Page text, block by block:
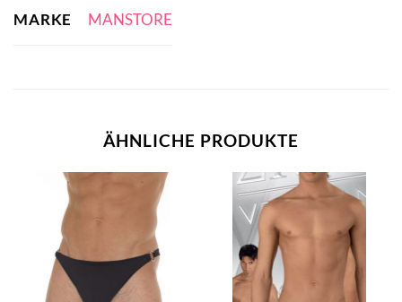
MARKE MANSTORE
ÄHNLICHE PRODUKTE